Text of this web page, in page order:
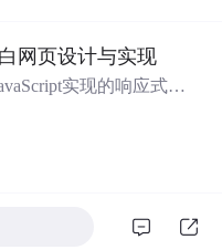
，增强情感互动。
网页设计与实现
实现的响应式表